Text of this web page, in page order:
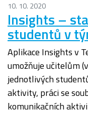
10. 10. 2020
Insights –
studentů v
Aplikace Insights v
umožňuje učitelům
jednotlivých
aktivity, práci se
komunikačních